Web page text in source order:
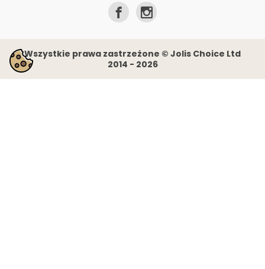
Wszystkie prawa zastrzeżone © Jolis Choice Ltd
2014 - 2026